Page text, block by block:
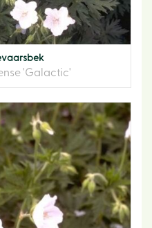
'Galactic'